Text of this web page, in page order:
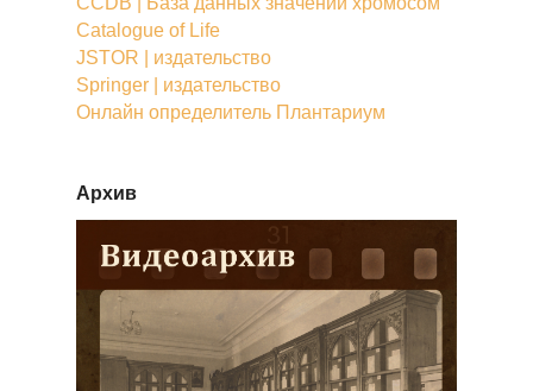
Catalogue of Life
JSTOR | издательство
Springer | издательство
Онлайн определитель Плантариум
Архив